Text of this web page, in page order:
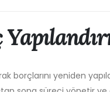
borçlarını yeniden